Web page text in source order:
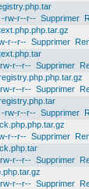
-rw-r--r-- Supprimer
r--r-- Supprimer
r--r-- Supprimer
r--r-- Supprimer
-rw-r--r-- Supprimer
r--r-- Supprimer
r--r-- Supprimer
r--r-- Supprimer